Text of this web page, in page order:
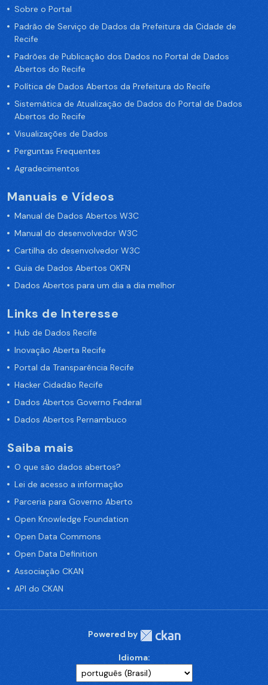
Sobre o Portal
Padrão de Serviço de Dados da Prefeitura da Cidade de
Recife
Padrões de Publicação dos Dados no Portal de Dados
Abertos do Recife
Política de Dados Abertos da Prefeitura do Recife
Sistemática de Atualização de Dados do Portal de Dados
Abertos do Recife
Visualizações de Dados
Perguntas Frequentes
Agradecimentos
Manuais e Vídeos
Manual de Dados Abertos W3C
Manual do desenvolvedor W3C
Cartilha do desenvolvedor W3C
Guia de Dados Abertos OKFN
Dados Abertos para um dia a dia melhor
Links de Interesse
Hub de Dados Recife
Inovação Aberta Recife
Portal da Transparência Recife
Hacker Cidadão Recife
Dados Abertos Governo Federal
Dados Abertos Pernambuco
Saiba mais
O que são dados abertos?
Lei de acesso a informação
Parceria para Governo Aberto
Open Knowledge Foundation
Open Data Commons
Open Data Definition
Associação CKAN
API do CKAN
Powered by
Idioma